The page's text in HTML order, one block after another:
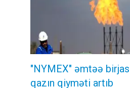
"NYMEX" əmtəə
qazın qiyməti artıb